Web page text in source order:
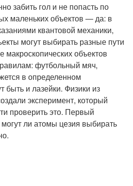
забить гол и не попасть по
маленьких объектов — да: в
квантовой механики,
могут выбирать разные пути
объектов
футбольный мяч,
в определенном
быть и лазейки. Физики из
эксперимент, который
проверить это. Первый
ли атомы цезия выбирать